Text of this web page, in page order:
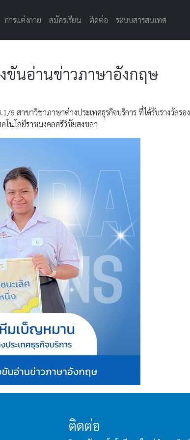
การแต่งกาย สมัครเรียน ติดต่อ ระบบสารสนเทศ
ขันอ่านข่าวภาษาอังกฤษ
สาขาวิชาภาษาต่างประเทศธุรกิจบริการ ที่ได้รับรางวัลรอง
นโลยีราชมงคลศรีวิชัยสงขลา
ติดต่อ